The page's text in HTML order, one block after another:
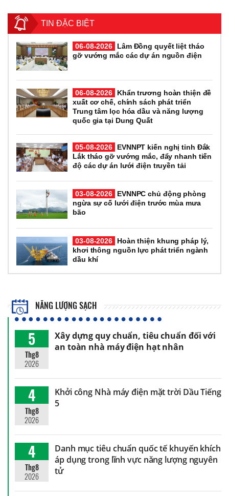
TIN ĐẶC BIỆT
06-08-2026
Lâm Đồng quyết liệt tháo
gỡ vướng mắc các dự án nguồn điện
06-08-2026
Khẩn trương hoàn thiện đề
xuất cơ chế, chính sách phát triển
Trung tâm lọc hóa dầu và năng lượng
quốc gia tại Dung Quất
05-08-2026
EVNNPT kiến nghị tỉnh Đắk
Lắk tháo gỡ vướng mắc, đẩy nhanh tiến
độ các dự án lưới điện truyền tải
03-08-2026
EVNNPC chủ động phòng
ngừa sự cố lưới điện trước mùa mưa
bão
03-08-2026
Hoàn thiện khung pháp lý,
khơi thông nguồn lực phát triển ngành
dầu khí
NĂNG LƯỢNG SẠCH
5
Thg8
2026
Xây dựng quy chuẩn, tiêu chuẩn đối với
an toàn nhà máy điện hạt nhân
4
Thg8
2026
Khởi công Nhà máy điện mặt trời Dầu Tiếng
5
4
Thg8
2026
Danh mục tiêu chuẩn quốc tế khuyến khích
áp dụng trong lĩnh vực năng lượng nguyên
tử